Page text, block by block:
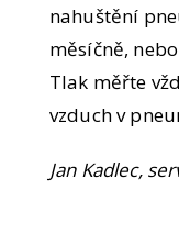
nahuštění
měsíčně,
Tlak měřte
vzduch v
Jan Kadlec,